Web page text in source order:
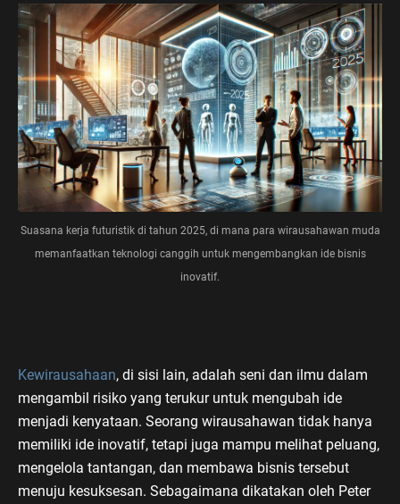
Suasana kerja futuristik di tahun 2025, di mana para wirausahawan muda
memanfaatkan teknologi canggih untuk mengembangkan ide bisnis
inovatif.
Kewirausahaan, di sisi lain, adalah seni dan ilmu dalam
mengambil risiko yang terukur untuk mengubah ide
menjadi kenyataan. Seorang wirausahawan tidak hanya
memiliki ide inovatif, tetapi juga mampu melihat peluang,
mengelola tantangan, dan membawa bisnis tersebut
menuju kesuksesan. Sebagaimana dikatakan oleh Peter